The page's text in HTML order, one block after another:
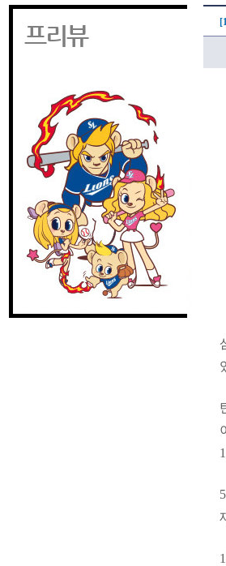
프리뷰